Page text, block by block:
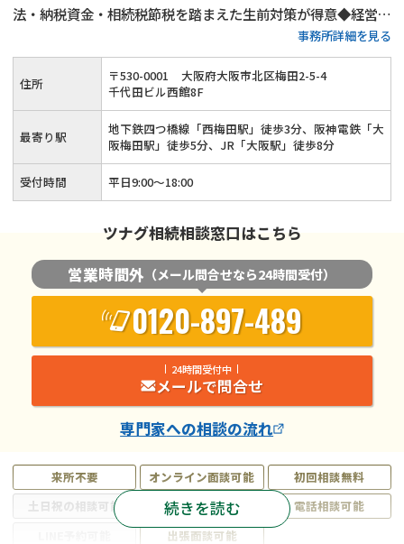
法・納税資金・相続税節税を踏まえた生前対策が得意◆経営者
様向けに事業承継サービスも提供◆約40名のスタッフが在籍
◆相続専門部署あり◆大阪府をはじめ関西エリア全域に対応可
能です！
事務所詳細を見る
来所不要 オンライン面談可能
初回相談無料
土日祝の相談可能
19時以降電話可能
電話相談可能
出張面談可能
続きを読む
住所 〒530-0001
大阪府大阪市北区梅田2-5-4
千代田ビル西館8F
最寄り駅
地下鉄四つ橋線「西梅田駅」徒歩3分、阪神電鉄「大
阪梅田駅」徒歩5分、JR「大阪駅」徒歩8分
受付時間 平日9:00～18:00
ツナグ相続相談窓口はこちら
営業時間外 （メール問合せなら24時間受付）
0120-897-489
24時間受付中
メールで問合せ
専門家への相談の流れ